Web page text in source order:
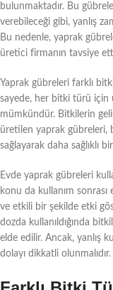
bulunmaktadır. Bu
verebileceği gibi, yanlış
Bu nedenle, yaprak
üretici firmanın tavsiye
Yaprak gübreleri farklı
sayede, her bitki türü için
mümkündür. Bitkilerin
üretilen yaprak gübreleri,
sağlayarak daha sağlıklı
Evde yaprak gübreleri
konu da kullanım sonrası
ve etkili bir şekilde etki
dozda kullanıldığında
elde edilir. Ancak, yanlış
dolayı dikkatli olunmalıdır.